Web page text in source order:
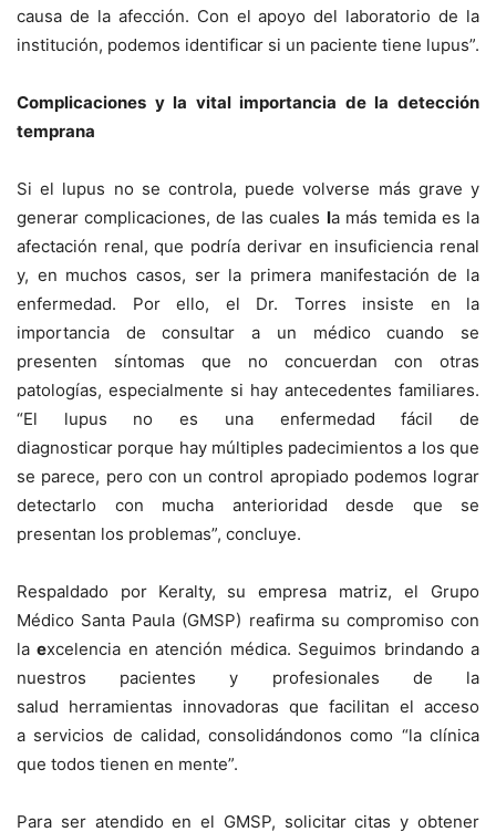
causa de la afección. Con el apoyo del laboratorio de la
institución, podemos identificar si un paciente tiene lupus”.
Complicaciones y la vital importancia de la detección
temprana
Si el lupus no se controla, puede volverse más grave y
generar complicaciones, de las cuales la más temida es la
afectación renal, que podría derivar en insuficiencia renal
y, en muchos casos, ser la primera manifestación de la
enfermedad. Por ello, el Dr. Torres insiste en la
importancia de consultar a un médico cuando se
presenten síntomas que no concuerdan con otras
patologías, especialmente si hay antecedentes familiares.
“El lupus no es una enfermedad fácil de
diagnosticar porque hay múltiples padecimientos a los que
se parece, pero con un control apropiado podemos lograr
detectarlo con mucha anterioridad desde que se
presentan los problemas”, concluye.
Respaldado por Keralty,
su empresa matriz, el Grupo
Médico Santa Paula (GMSP) reafirma su compromiso con
laexcelencia en atención médica. Seguimos brindando a
nuestros pacientes y profesionales de la
salud herramientas innovadoras que facilitan el acceso
a servicios de calidad, consolidándonos como “la clínica
que todos tienen en mente”.
Para ser atendido en el GMSP, solicitar citas y obtener